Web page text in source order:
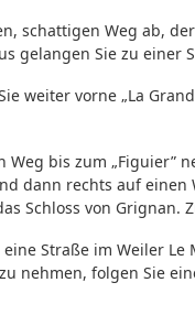
schattigen Weg ab,
gelangen Sie zu einer
weiter vorne „La
bis zum „Figuier”
dann rechts auf
Schloss von Grignan.
Straße im Weiler
nehmen, folgen Sie